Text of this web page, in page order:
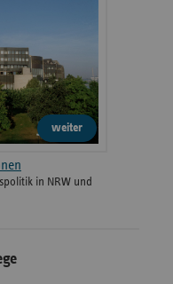
weiter
in NRW und